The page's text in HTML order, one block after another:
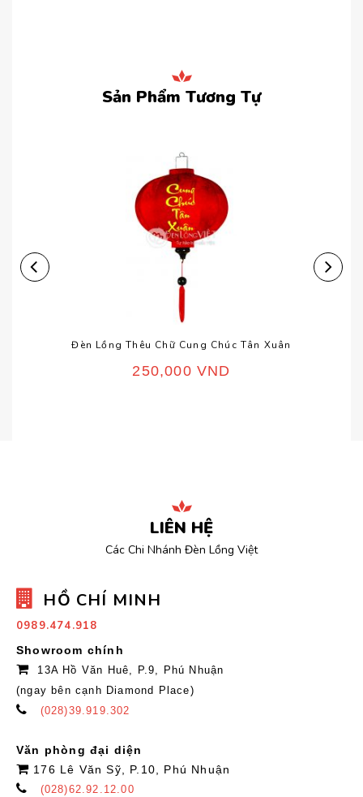
Sản Phẩm Tương Tự
Đèn Lồng Thêu Chữ Cung Chúc Tân Xuân
250,000 VND
LIÊN HỆ
Các Chi Nhánh Đèn Lồng Việt
HỒ CHÍ MINH
0989.474.918
Showroom chính
13A Hồ Văn Huê, P.9, Phú Nhuận
(ngay bên cạnh Diamond Place)
(028)39.919.302
Văn phòng đại diện
176 Lê Văn Sỹ, P.10, Phú Nhuận
(028)62.92.12.00